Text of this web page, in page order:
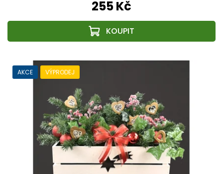
255 Kč
AKCE VÝPRODEJ